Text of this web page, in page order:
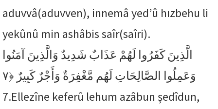
aduvvâ(aduvven), innemâ yed’û hızbehu li
yekûnû min ashâbis saîr(saîri).
الَّذِينَ كَفَرُوا لَهُمْ عَذَابٌ شَدِيدٌ وَالَّذِينَ آمَنُوا
وَعَمِلُوا الصَّالِحَاتِ لَهُم مَّغْفِرَةٌ وَأَجْرٌ كَبِيرٌ ﴿٧
7.Ellezîne keferû lehum azâbun şedîdun,